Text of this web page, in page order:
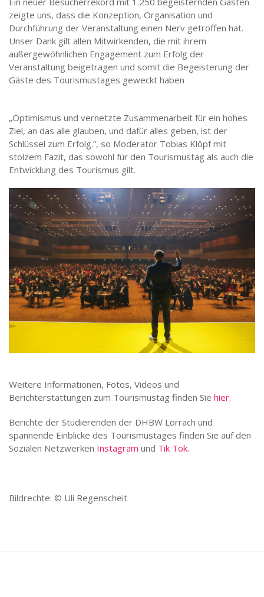
zeigte uns, dass die Konzeption, Organisation und
Durchführung der Veranstaltung einen Nerv getroffen hat.
Unser Dank gilt allen Mitwirkenden, die mit ihrem
außergewöhnlichen Engagement zum Erfolg der
Veranstaltung beigetragen und somit die Begeisterung der
Gäste des Tourismustages geweckt haben
„Optimismus und vernetzte Zusammenarbeit für ein hohes
Ziel, an das alle glauben, und dafür alles geben, ist der
Schlüssel zum Erfolg.“, so Moderator Tobias Klöpf mit
stolzem Fazit, das sowohl für den Tourismustag als auch die
Entwicklung des Tourismus gilt.
Weitere Informationen, Fotos, Videos und
Berichterstattungen zum Tourismustag finden Sie hier.
Berichte der Studierenden der DHBW Lörrach und
spannende Einblicke des Tourismustages finden Sie auf den
Sozialen Netzwerken Instagram und Tik Tok.
Bildrechte: © Uli Regenscheit